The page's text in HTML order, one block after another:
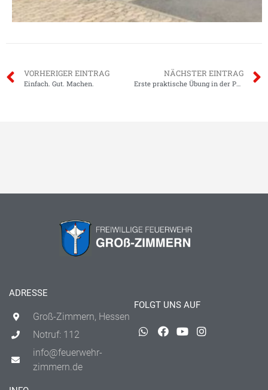
VORHERIGER EINTRAG
Einfach. Gut. Machen.
NÄCHSTER EINTRAG
Erste praktische Übung in der Pandemie
ADRESSE
Groß-Zimmern, Hessen
Notruf: 112
info@feuerwehr-
zimmern.de
FOLGT UNS AUF